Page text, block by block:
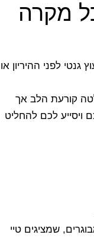
מקרה
לפני ההיריון או
קורעת הלב אך
ויסייע לכם להחליט
שמציגים טיי